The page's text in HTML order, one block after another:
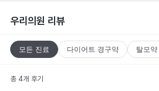
우리의원 리뷰
모든 진료 다이어트 경구약 탈모약
총 4개 후기